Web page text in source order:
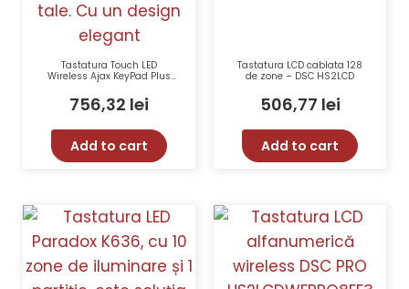
Tastatura Touch LED
Wireless Ajax KeyPad Plus
868 MHz, RF 1700 m, Alb
756,32 lei
Add to cart
Tastatura LCD cablata 128
de zone – DSC HS2LCD
506,77 lei
Add to cart